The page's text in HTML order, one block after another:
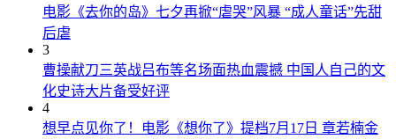
电影《去你的岛》七夕再掀“虐哭”风暴 “成人童话”先甜
后虐
3
曹操献刀三英战吕布等名场面热血震撼 中国人自己的文
化史诗大片备受好评
4
想早点见你了！电影《想你了》提档7月17日 章若楠金